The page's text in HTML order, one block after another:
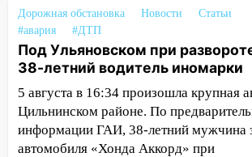
10:26 На нескольких улицах
временно отключили
10:14 В Ульяновске двоих
коррупционной схемы при
отправили в колонию на 7 и 8
09:52 Ночью беспилотники
соседними Татарстаном и
Дорожная обстановка Новости
Статьи
#авария
#ДТП
Под Ульяновском при
38-летний водитель иномарки
5 августа в 16:34 произошла крупная
Цильнинском районе. По
информации ГАИ, 38-летний мужчина
автомобиля «Хонда Аккорд» при